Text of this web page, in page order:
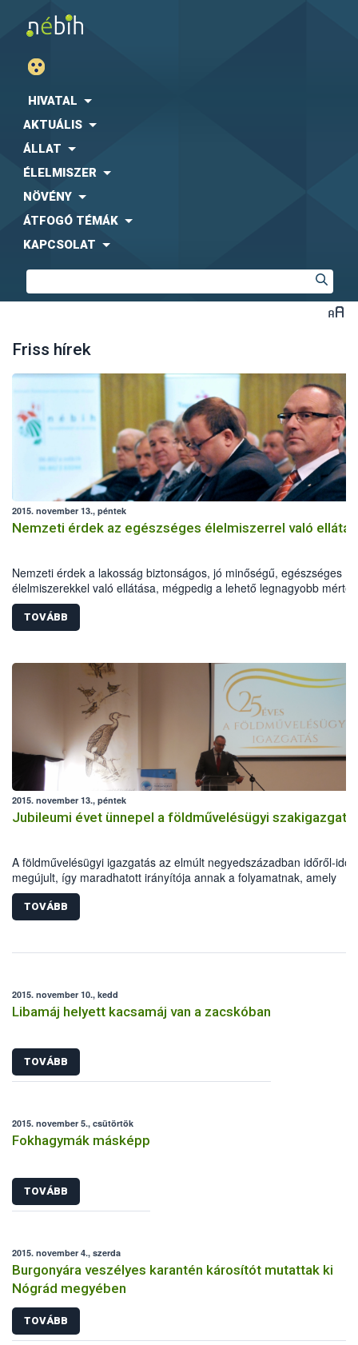
HIVATAL
AKTUÁLIS
ÁLLAT
ÉLELMISZER
NÖVÉNY
ÁTFOGÓ TÉMÁK
KAPCSOLAT
Friss hírek
2015. november 13., péntek
Nemzeti érdek az egészséges élelmiszerrel való ellátás
Nemzeti érdek a lakosság biztonságos, jó minőségű, egészséges
élelmiszerekkel való ellátása, mégpedig a lehető legnagyobb
hazai forrásból - mondta a Földművelésügyi Minisztérium (FM)
élelmiszerlánc-felügyeletért felelős államtitkára pénteken a Magyar
Állatorvosok Világszervezete és a Magyar Országos Állatorvos
TOVÁBB
2015. november 13., péntek
Jubileumi évet ünnepel a földművelésügyi
A földművelésügyi igazgatás az elmúlt negyedszázadban időről-
megújult, így maradhatott irányítója annak a folyamatnak, amely
reményeim szerint egy erősebb, saját jövőjében bízni és érte tenni
magyar vidék felé vezet – fogalmazott Zsigó Róbert a
hivatalok fennállásának 25 évéről megemlékező jubileumi
TOVÁBB
2015. november 10., kedd
Libamáj helyett kacsamáj van a zacskóban
TOVÁBB
2015. november 5., csütörtök
Fokhagymák másképp
TOVÁBB
2015. november 4., szerda
Burgonyára veszélyes karantén károsítót mutattak ki
Nógrád megyében
TOVÁBB